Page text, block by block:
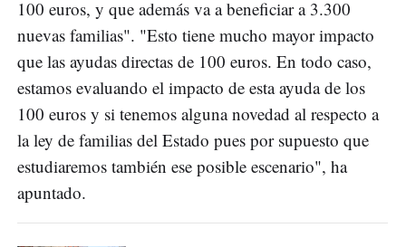
100 euros, y que además va a beneficiar a 3.300
nuevas familias". "Esto tiene mucho mayor impacto
que las ayudas directas de 100 euros. En todo caso,
estamos evaluando el impacto de esta ayuda de los
100 euros y si tenemos alguna novedad al respecto a
la ley de familias del Estado pues por supuesto que
estudiaremos también ese posible escenario", ha
apuntado.